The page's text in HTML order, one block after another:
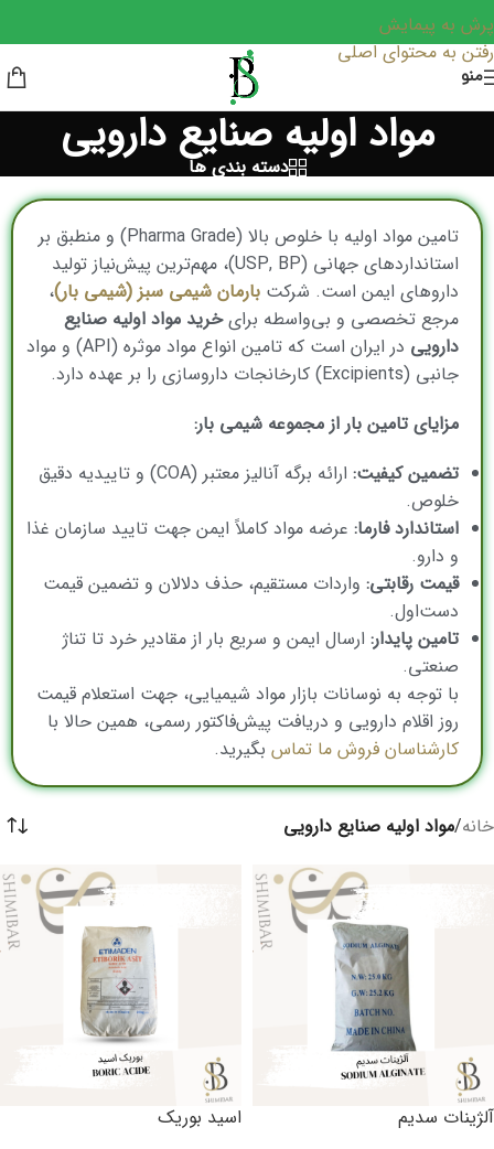
پرش به پیمایش
رفتن به محتوای اصلی
منو
مواد اولیه صنایع دارویی
دسته بندی ها
تامین مواد اولیه با خلوص بالا (Pharma Grade) و منطبق بر
استانداردهای جهانی (USP, BP)، مهم‌ترین پیش‌نیاز تولید
داروهای ایمن است. شرکتبارمان شیمی سبز (شیمی بار)،
مرجع تخصصی و بی‌واسطه برایخرید مواد اولیه صنایع
دارویی
در ایران است که تامین انواع مواد موثره (API) و مواد
جانبی (Excipients) کارخانجات داروسازی را بر عهده دارد.
مزایای تامین بار از مجموعه شیمی بار:
تضمین کیفیت:
ارائه برگه آنالیز معتبر (COA) و تاییدیه دقیق
خلوص.
استاندارد فارما: عرضه مواد کاملاً ایمن جهت تایید سازمان غذا
و دارو.
قیمت رقابتی: واردات مستقیم، حذف دلالان و تضمین قیمت
دست‌اول.
تامین پایدار: ارسال ایمن و سریع بار از مقادیر خرد تا تناژ
صنعتی.
با توجه به نوسانات بازار مواد شیمیایی، جهت استعلام قیمت
روز اقلام دارویی و دریافت پیش‌فاکتور رسمی، همین حالا با
کارشناسان فروش ما تماس بگیرید.
خانه/مواد اولیه صنایع دارویی
آلژینات سدیم
اسید بوریک